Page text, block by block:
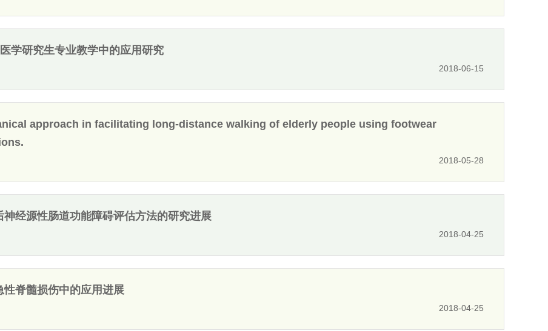
学研究生专业教学中的应用研究
2018-06-15
approach in facilitating long-distance walking of elderly people using footwear
2018-05-28
神经源性肠道功能障碍评估方法的研究进展
2018-04-25
性脊髓损伤中的应用进展
2018-04-25